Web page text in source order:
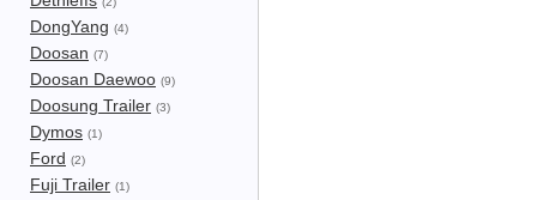
DongYang (4)
Doosan (7)
Doosan Daewoo (9)
Doosung Trailer (3)
Dymos (1)
Ford (2)
Fuji Trailer (1)